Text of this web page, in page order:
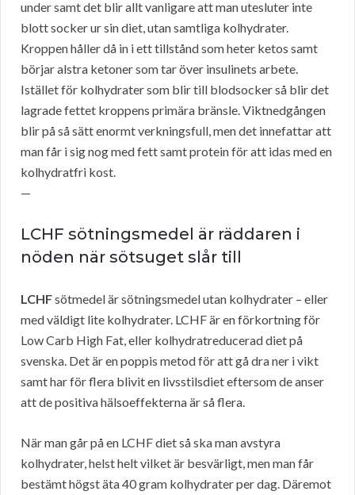
under samt det blir allt vanligare att man utesluter inte
blott socker ur sin diet, utan samtliga kolhydrater.
Kroppen håller då in i ett tillstånd som heter ketos samt
börjar alstra ketoner som tar över insulinets arbete.
Istället för kolhydrater som blir till blodsocker så blir det
lagrade fettet kroppens primära bränsle. Viktnedgången
blir på så sätt enormt verkningsfull, men det innefattar att
man får i sig nog med fett samt protein för att idas med en
kolhydratfri kost.
—
LCHF sötningsmedel är räddaren i
nöden när sötsuget slår till
LCHFsötmedel är sötningsmedel utan kolhydrater – eller
med väldigt lite kolhydrater. LCHF är en förkortning för
Low Carb High Fat, eller kolhydratreducerad diet på
svenska. Det är en poppis metod för att gå dra ner i vikt
samt har för flera blivit en livsstilsdiet eftersom de anser
att de positiva hälsoeffekterna är så flera.
När man går på en LCHF diet så ska man avstyra
kolhydrater, helst helt vilket är besvärligt, men man får
bestämt högst äta 40 gram kolhydrater per dag. Däremot